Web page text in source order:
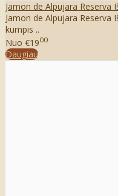
Jamon de Alpujara Reserva
Jamon de Alpujara Reserva
kumpis ..
Nuo €1900
Daugiau